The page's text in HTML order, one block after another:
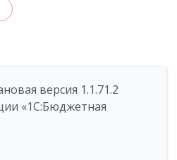
версия 1.1.71.2
«1C:Бюджетная